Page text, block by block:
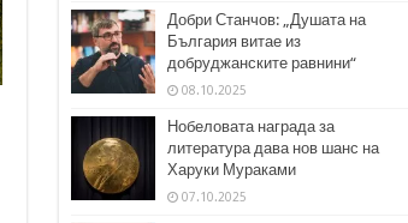
Добри Станчов: „Душата на
България витае из
добруджанските равнини“
08.10.2025
Нобеловата награда за
литература дава нов шанс на
Харуки Мураками
07.10.2025